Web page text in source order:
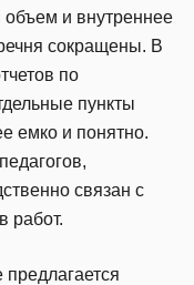
объем и внутреннее
сокращены. В
по
пункты
емко и понятно.
связан с
работ.